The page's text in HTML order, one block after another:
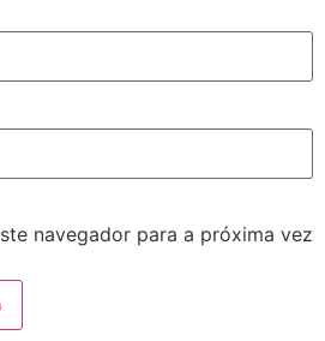
navegador para a próxima vez